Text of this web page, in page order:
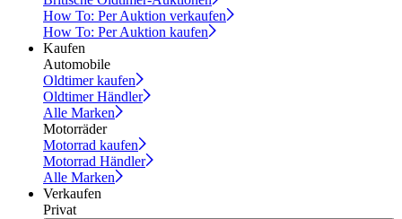
How To: Per Auktion verkaufen
How To: Per Auktion kaufen
Kaufen
Automobile
Oldtimer kaufen
Oldtimer Händler
Alle Marken
Motorräder
Motorrad kaufen
Motorrad Händler
Alle Marken
Verkaufen
Privat